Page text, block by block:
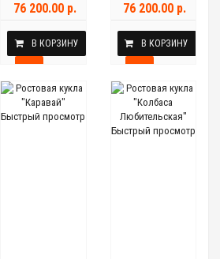
76 200.00 р.
В КОРЗИНУ
76 200.00 р.
В КОРЗИНУ
Быстрый просмотр
Быстрый просмотр